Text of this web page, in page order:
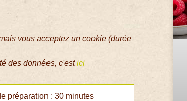
vous acceptez un cookie (durée
des données, c'estici
préparation : 30 minutes